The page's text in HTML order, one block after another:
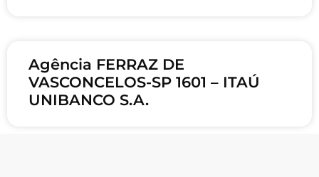
Agência FERRAZ DE
VASCONCELOS-SP 1601 – ITAÚ
UNIBANCO S.A.